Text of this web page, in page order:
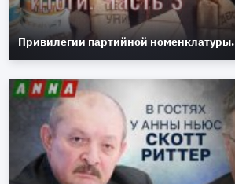
Привилегии партийной номенклатуры.